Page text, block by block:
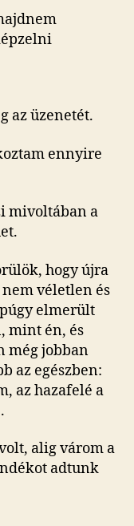
az üzenetét.
ennyire
mivoltában a
hogy újra
véletlen és
elmerült
mint én, és
még jobban
az egészben:
az hazafelé a
alig várom a
adtunk